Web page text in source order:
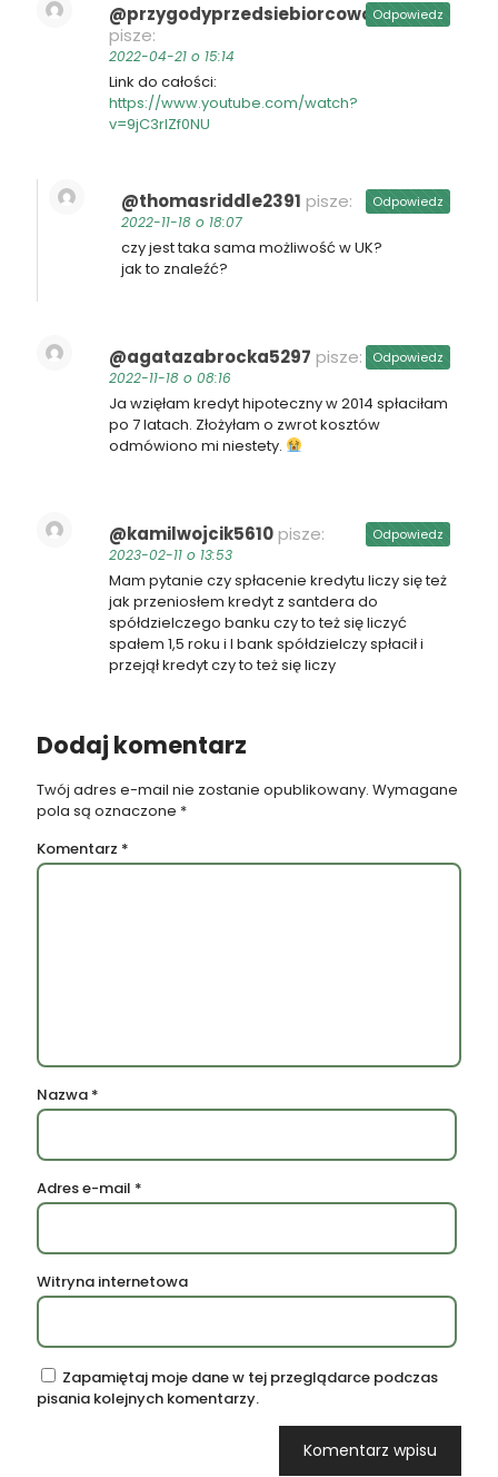
@przygodyprzedsiebiorcowcli7400
pisze:
2022-04-21 o 15:14
Link do całości:
https://www.youtube.com/watch?
v=9jC3rIZf0NU
Odpowiedz
@thomasriddle2391 pisze:
2022-11-18 o 18:07
czy jest taka sama możliwość w UK?
jak to znaleźć?
Odpowiedz
@agatazabrocka5297 pisze:
2022-11-18 o 08:16
Ja wzięłam kredyt hipoteczny w 2014 spłaciłam
po 7 latach. Złożyłam o zwrot kosztów
odmówiono mi niestety.
Odpowiedz
@kamilwojcik5610pisze:
2023-02-11 o 13:53
Mam pytanie czy spłacenie kredytu liczy się też
jak przeniosłem kredyt z santdera do
spółdzielczego banku czy to też się liczyć
spałem 1,5 roku i I bank spółdzielczy spłacił i
przejął kredyt czy to też się liczy
Odpowiedz
Dodaj komentarz
Twój adres e-mail nie zostanie opublikowany. Wymagane
pola są oznaczone *
Komentarz *
Nazwa *
Adres e-mail *
Witryna internetowa
Zapamiętaj moje dane w tej przeglądarce podczas
pisania kolejnych komentarzy.